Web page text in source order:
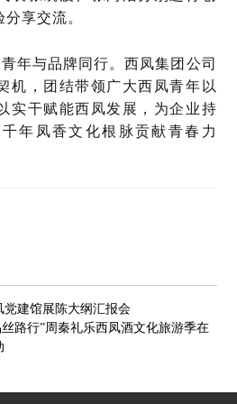
享交流。
年与品牌同行。西凤集团公司
机，团结带领广大西凤青年以
实干赋能西凤发展，为企业持
年凤香文化根脉贡献青春力
党建馆展陈大纲汇报会
路行”周秦礼乐西凤酒文化旅游季在